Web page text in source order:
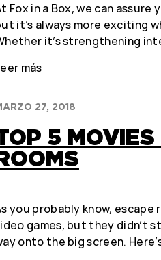
Fox in a Box, we can
it’s always more exciting
it’s strengthening
más
27, 2018
5
you probably know,
games, but they didn’t
onto the big screen.